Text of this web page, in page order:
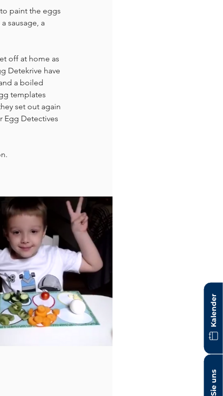
Kalender
paint the eggs
sausage, a
off at home as
Detekrive have
a boiled
templates
set out again
Egg Detectives